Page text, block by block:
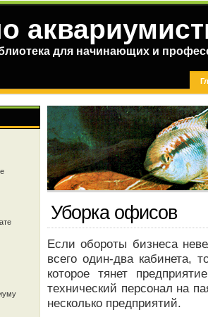
для начинающих и
Уборка офисов
Если обороты бизнеса
всего один-два кабинета,
которое тянет
технический персонал на
несколько предприятий.